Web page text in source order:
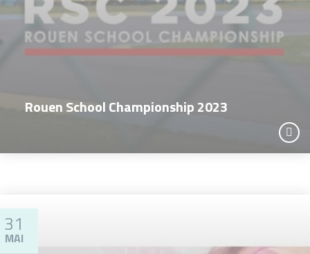
Rouen School Championship 2023
31
MAI